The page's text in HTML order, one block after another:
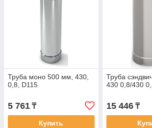
Труба моно 500 мм, 430,
0,8, D115
5 761 ₸
Купить
Труба
430 0,8/430
15 446₸